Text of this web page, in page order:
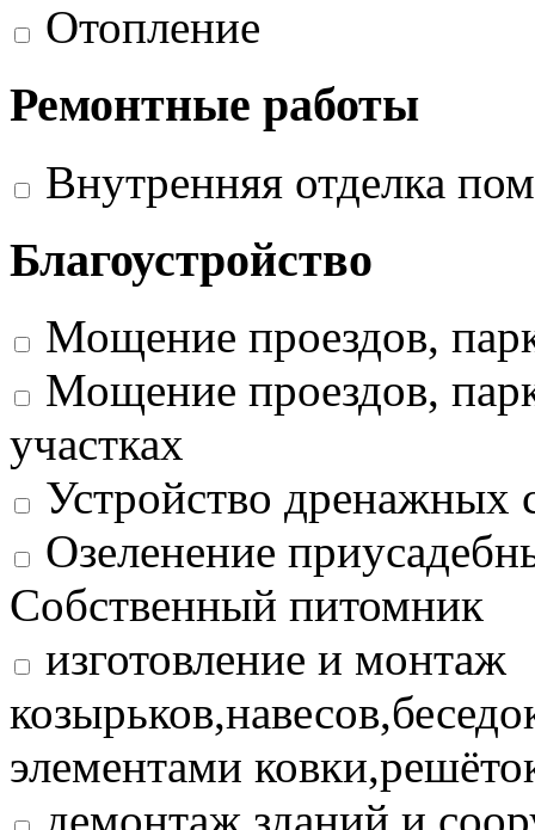
Отопление
Ремонтные работы
Внутренняя отделка
Благоустройство
Мощение проездов,
Мощение проездов,
участках
Устройство дренажных
Озеленение
Собственный питомник
изготовление и монтаж
элементами